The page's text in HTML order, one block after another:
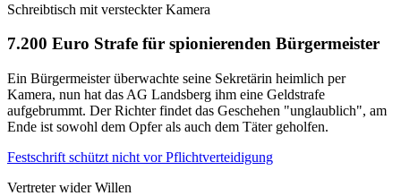
Schreibtisch mit versteckter Kamera
7.200 Euro Strafe für spionierenden Bürgermeister
Ein Bürgermeister überwachte seine Sekretärin heimlich per
Kamera, nun hat das AG Landsberg ihm eine Geldstrafe
aufgebrummt. Der Richter findet das Geschehen "unglaublich", am
Ende ist sowohl dem Opfer als auch dem Täter geholfen.
Festschrift schützt nicht vor Pflichtverteidigung
Vertreter wider Willen